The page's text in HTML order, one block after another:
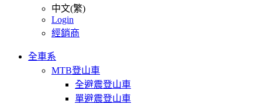
中文(繁)
Login
經銷商
全車系
MTB登山車
全避震登山車
單避震登山車